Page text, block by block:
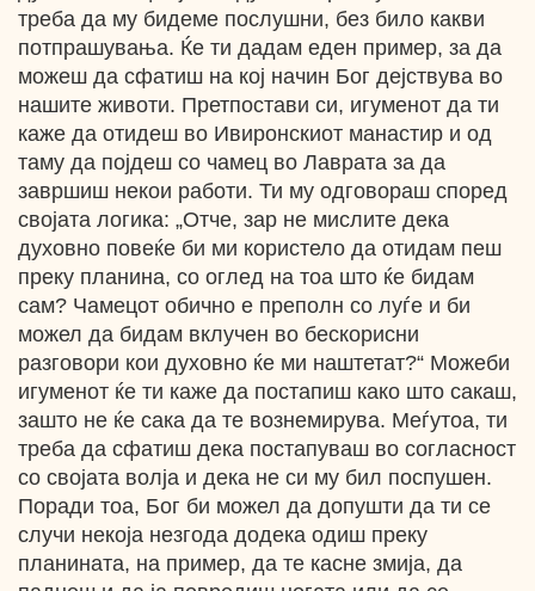
треба да му бидеме послушни, без било какви
потпрашувања. Ќе ти дадам еден пример, за да
можеш да сфатиш на кој начин Бог дејствува во
нашите животи. Претпостави си, игуменот да ти
каже да отидеш во Ивиронскиот манастир и од
таму да појдеш со чамец во Лаврата за да
завршиш некои работи. Ти му одговораш според
својата логика: „Отче, зар не мислите дека
духовно повеќе би ми користело да отидам пеш
преку планина, со оглед на тоа што ќе бидам
сам? Чамецот обично е преполн со луѓе и би
можел да бидам вклучен во бескорисни
разговори кои духовно ќе ми наштетат?“ Можеби
игуменот ќе ти каже да постапиш како што сакаш,
зашто не ќе сака да те вознемирува. Меѓутоа, ти
треба да сфатиш дека постапуваш во согласност
со својата волја и дека не си му бил поспушен.
Поради тоа, Бог би можел да допушти да ти се
случи некоја незгода додека одиш преку
планината, на пример, да те касне змија, да